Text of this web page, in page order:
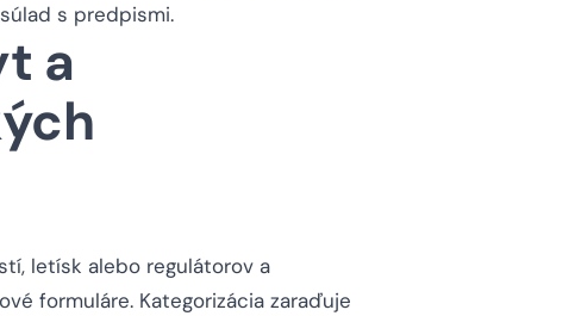
s predpismi.
a
letísk alebo regulátorov a
formuláre. Kategorizácia zaraďuje